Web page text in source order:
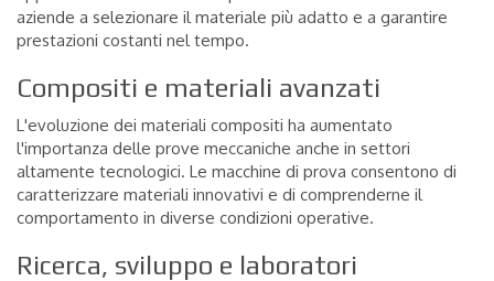
aziende a selezionare il materiale più adatto e a garantire
prestazioni costanti nel tempo.
Compositi e materiali avanzati
L'evoluzione dei materiali compositi ha aumentato
l'importanza delle prove meccaniche anche in settori
altamente tecnologici. Le macchine di prova consentono di
caratterizzare materiali innovativi e di comprenderne il
comportamento in diverse condizioni operative.
Ricerca, sviluppo e laboratori